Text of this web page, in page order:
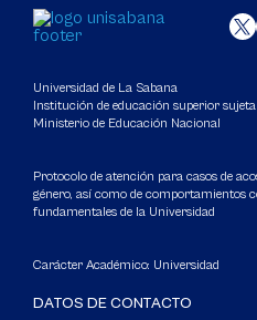
Universidad de La Sabana
Institución de educación superior
Ministerio de Educación Nacional
Protocolo de atención para casos de
género, así como de comportamientos
fundamentales de la Universidad
Carácter Académico: Universidad
DATOS DE CONTACTO